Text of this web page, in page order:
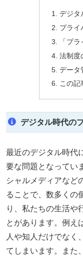
デジタ
プライ
「プ
法制度
データ
この記
デジタル時代の
最近のデジタル時代
要な問題となってい
シャルメディアなど
ることで、数多くの
り、私たちの生活や
とがあります。例え
人や知人だけでなく
てしまいます。また